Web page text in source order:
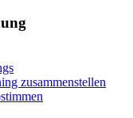
zusammenstellen